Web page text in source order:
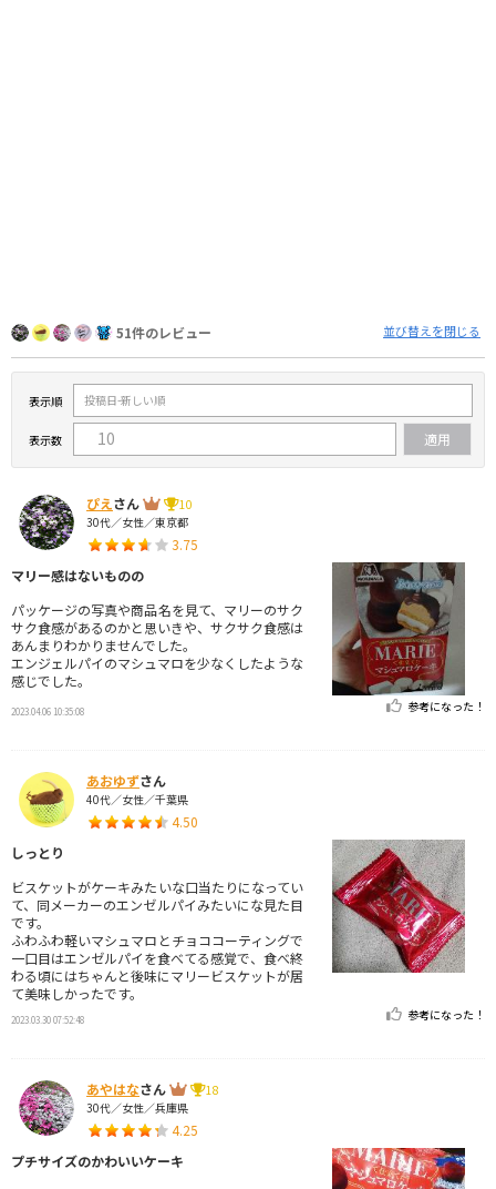
51件のレビュー 並び替えを閉じる
表示順
表示数
ぴえ さん
10
30代／女性／東京都
3.75
マリー感はないものの
パッケージの写真や商品名を見て、マリーのサク
サク食感があるのかと思いきや、サクサク食感は
あんまりわかりませんでした。
エンジェルパイのマシュマロを少なくしたような
感じでした。
2023.04.06 10:35:08 参考になった！
あおゆずさん
40代／女性／千葉県
4.50
しっとり
ビスケットがケーキみたいな口当たりになってい
て、同メーカーのエンゼルパイみたいにな見た目
です。
ふわふわ軽いマシュマロとチョココーティングで
一口目はエンゼルパイを食べてる感覚で、食べ終
わる頃にはちゃんと後味にマリービスケットが居
て美味しかったです。
2023.03.30 07:52:48 参考になった！
あやはなさん
18
30代／女性／兵庫県
4.25
プチサイズのかわいいケーキ